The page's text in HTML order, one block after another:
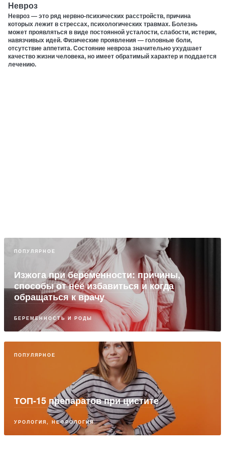
Невроз
Невроз — это ряд нервно-психических расстройств, причина
которых лежит в стрессах, психологических травмах. Болезнь
может проявляться в виде постоянной усталости, слабости, истерик,
навязчивых идей. Физические проявления — головные боли,
отсутствие аппетита. Состояние невроза значительно ухудшает
качество жизни человека, но имеет обратимый характер и поддается
лечению.
ПОПУЛЯРНОЕ
Изжога при беременности: причины,
способы от неё избавиться и когда
обращаться к врачу
БЕРЕМЕННОСТЬ И РОДЫ
ПОПУЛЯРНОЕ
ТОП-15 препаратов при цистите
УРОЛОГИЯ, НЕФРОЛОГИЯ